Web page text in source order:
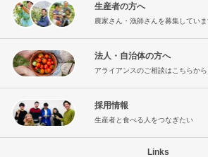
生産者の方へ
農家さん・漁師さんを募集していま
法人・自治体の方へ
アライアンスのご相談はこちらから
採用情報
生産者と食べる人をつなぎたい
Links